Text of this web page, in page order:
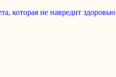
которая не навредит здоровью